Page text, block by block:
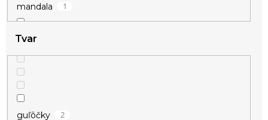
mandala 1
motýľ
priateľstvo
srdce
Tvar
guľôčky 2